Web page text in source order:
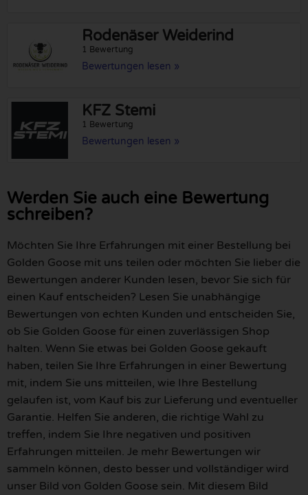
Rodenäser Weiderind
1 Bewertung
Bewertungen lesen »
KFZ Stemi
1 Bewertung
Bewertungen lesen »
Werden Sie auch eine Bewertung
schreiben?
Möchten Sie Ihre Erfahrungen mit einer Bestellung bei
Golden Goose mit uns teilen oder möchten Sie lieber die
Bewertungen anderer Kunden lesen, bevor Sie sich für
einen Kauf entscheiden? Lesen Sie unabhängige
Bewertungen von echten Kunden und entscheiden Sie,
ob Sie Golden Goose für einen zuverlässigen Shop
halten. Wenn Sie etwas bei Golden Goose gekauft
haben, teilen Sie Ihre Erfahrungen in einer Bewertung
mit, indem Sie uns mitteilen, wie Ihre Bestellung
gelaufen ist, vom Kauf bis zur Lieferung und eventueller
Garantie. Helfen Sie anderen, die richtige Wahl zu
treffen, indem Sie Ihre negativen und positiven
Erfahrungen mitteilen. Je mehr Bewertungen wir
sammeln können, desto besser und vollständiger wird
unser Bild von Golden Goose sein. Mit diesem Bild